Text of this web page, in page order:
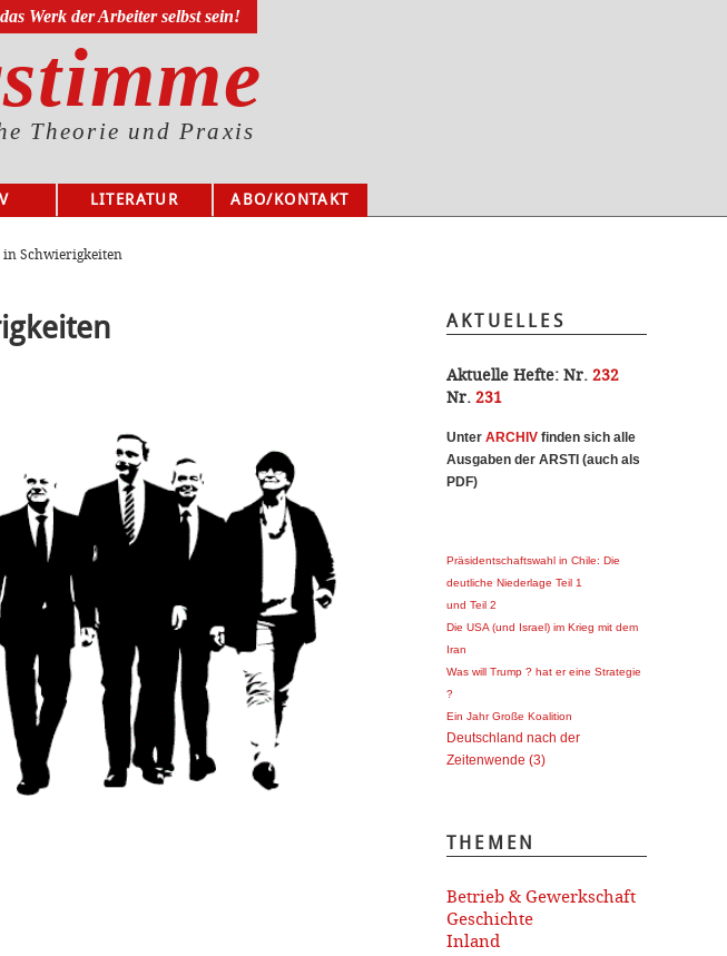
Werk der Arbeiter selbst sein!
Theorie und Praxis
LITERATUR
ABO/KONTAKT
Schwierigkeiten
AKTUELLES
Aktuelle Hefte: Nr. 232
Nr. 231
Unter ARCHI V finden sich alle
Ausgaben der ARSTI (auch als
PDF)
Präsidentschaftswahl in Chile: Die
deutliche Niederlage Teil 1
und Teil 2
Die USA (und Israel) im Krieg mit dem
Iran
Was will Trump ? hat er eine Strategie
?
Ein Jahr Große Koalition
Deutschland nach der
Zeitenwende (3)
THEMEN
Betrieb & Gewerkschaft
Geschichte
Inland